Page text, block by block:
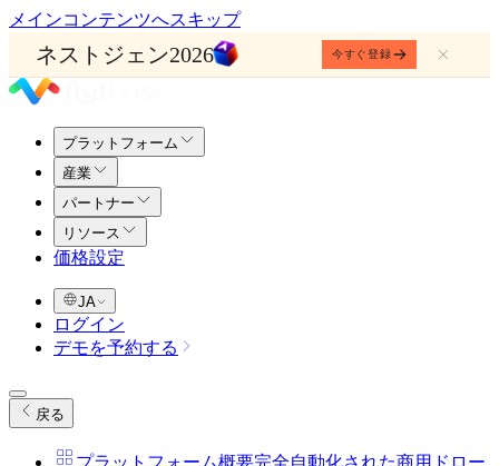
メインコンテンツへスキップ
ネストジェン2026 今すぐ登録
プラットフォーム
産業
パートナー
リソース
価格設定
JA
ログイン
デモを予約する
戻る
プラットフォーム概要完全自動化された商用ドロー